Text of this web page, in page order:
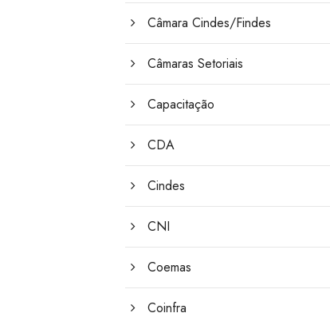
Câmara Cindes/Findes
Câmaras Setoriais
Capacitação
CDA
Cindes
CNI
Coemas
Coinfra